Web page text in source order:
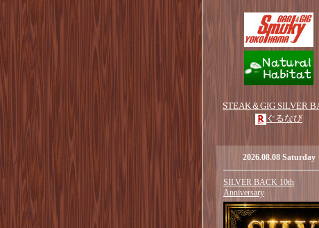
STEAK＆GIG SILVER
ぐるなび
2026.08.08 Saturday
SILVER BACK 10th
Anniversary